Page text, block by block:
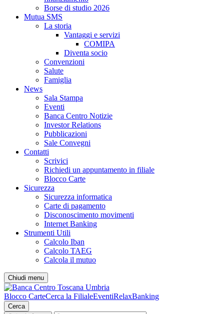
Borse di studio 2026
Mutua SMS
La storia
Vantaggi e servizi
COMIPA
Diventa socio
Convenzioni
Salute
Famiglia
News
Sala Stampa
Eventi
Banca Centro Notizie
Investor Relations
Pubblicazioni
Sale Convegni
Contatti
Scrivici
Richiedi un appuntamento in filiale
Blocco Carte
Sicurezza
Sicurezza informatica
Carte di pagamento
Disconoscimento movimenti
Internet Banking
Strumenti Utili
Calcolo Iban
Calcolo TAEG
Calcola il mutuo
Chiudi menu
Blocco CarteCerca la FilialeEventiRelaxBanking
Cerca